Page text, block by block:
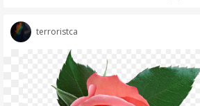
terroristca